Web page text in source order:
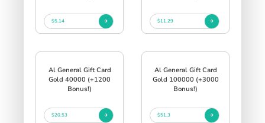
$5.14 $11.29
Al General Gift Card
Gold 40000 (+1200
Bonus!)
$20.53
Al General Gift Card
Gold 100000 (+3000
Bonus!)
$51.3